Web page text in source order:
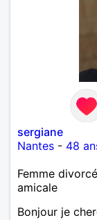
sergiane
Nantes - 48
Femme
amicale
Bonjour je